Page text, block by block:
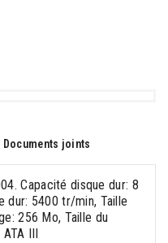
Documents joints
Capacité disque dur: 8
dur: 5400 tr/min, Taille
256 Mo, Taille du
III